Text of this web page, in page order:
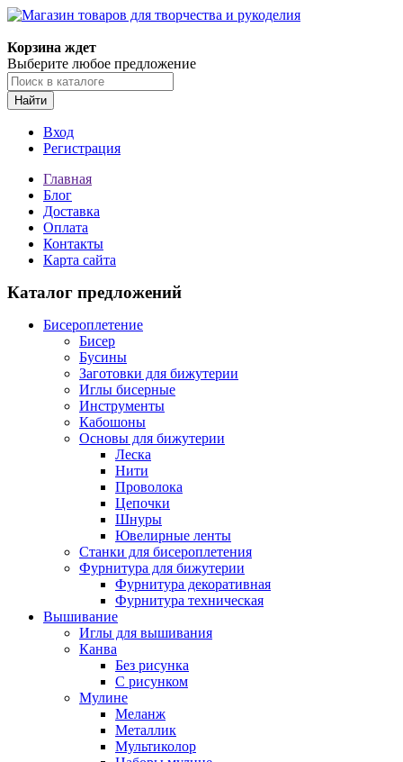
Корзина ждет
Выберите любое предложение
Найти
Вход
Регистрация
Главная
Блог
Доставка
Оплата
Контакты
Карта сайта
Каталог предложений
Бисероплетение
Бисер
Бусины
Заготовки для бижутерии
Иглы бисерные
Инструменты
Кабошоны
Основы для бижутерии
Леска
Нити
Проволока
Цепочки
Шнуры
Ювелирные ленты
Станки для бисероплетения
Фурнитура для бижутерии
Фурнитура декоративная
Фурнитура техническая
Вышивание
Иглы для вышивания
Канва
Без рисунка
С рисунком
Мулине
Меланж
Металлик
Мультиколор